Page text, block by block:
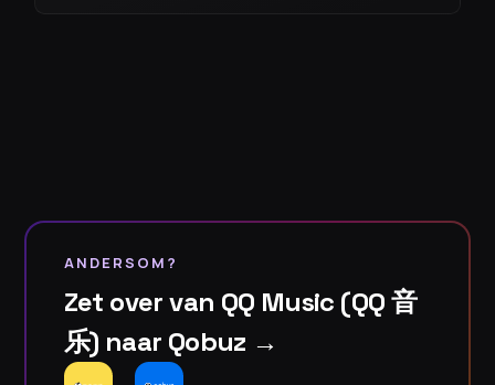
ANDERSOM?
Zet over van QQ Music (QQ 音
乐) naar Qobuz →